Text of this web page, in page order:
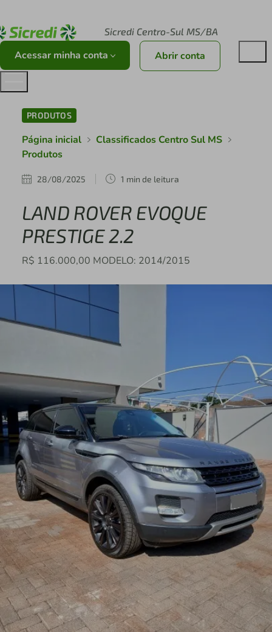
Sicredi Centro-Sul MS/BA
Acessar minha conta Abrir conta
PRODUTOS
Página inicial
Classificados Centro Sul MS
Produtos
28/08/2025 1 min de leitura
LAND ROVER EVOQUE
PRESTIGE 2.2
R$ 116.000,00 MODELO: 2014/2015